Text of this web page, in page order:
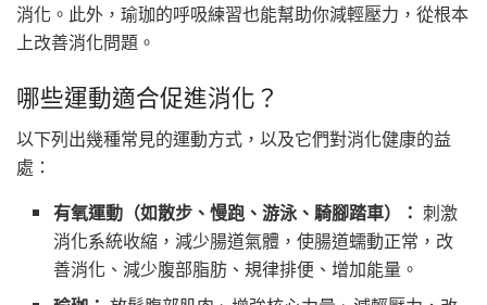
消化。此外，瑜珈的呼吸練習也能幫助你減輕壓力，從根本
上改善消化問題。
哪些運動適合促進消化？
以下列出幾種常見的運動方式，以及它們對消化健康的益
處：
有氧運動（如散步、慢跑、游泳、騎腳踏車）： 刺激
消化系統收縮，減少腸道氣體，使腸道蠕動正常，改
善消化、減少腹部脂肪、規律排便、增加能量。